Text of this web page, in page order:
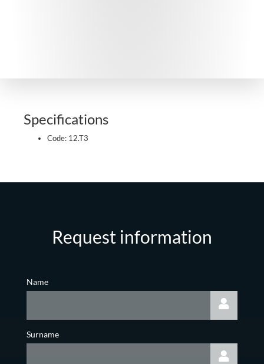
Specifications
Code: 12.T3
Request information
Name
Surname